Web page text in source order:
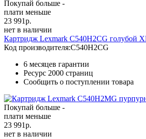
Покупай больше -
плати меньше
23 991р.
нет в наличии
Картридж Lexmark C540H2CG голубой
Код производителя:C540H2CG
6 месяцев гарантии
Ресурс 2000 страниц
Сообщить о поступлении товара
Покупай больше -
плати меньше
23 991р.
нет в наличии